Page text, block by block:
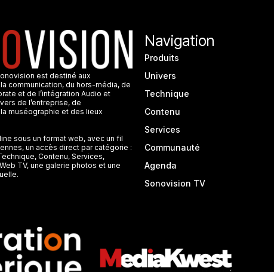
est destiné aux
communication, du hors-média, de
et de l’intégration Audio et
de l’entreprise, de
muséographie et des lieux
sous un format web, avec un fil
un accès direct par catégorie :
Contenu, Services,
TV, une galerie photos et une
Navigation
Produits
Univers
Technique
Contenu
Services
Communauté
Agenda
Sonovision TV